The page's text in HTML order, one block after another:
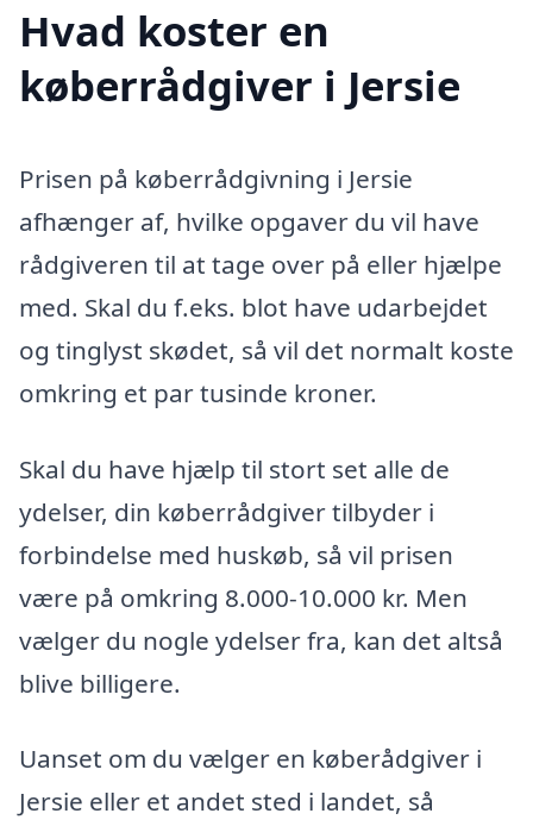
Hvad koster en
køberrådgiver i Jersie
Prisen på køberrådgivning i Jersie
afhænger af, hvilke opgaver du vil have
rådgiveren til at tage over på eller hjælpe
med. Skal du f.eks. blot have udarbejdet
og tinglyst skødet, så vil det normalt koste
omkring et par tusinde kroner.
Skal du have hjælp til stort set alle de
ydelser, din køberrådgiver tilbyder i
forbindelse med huskøb, så vil prisen
være på omkring 8.000-10.000 kr. Men
vælger du nogle ydelser fra, kan det altså
blive billigere.
Uanset om du vælger en køberådgiver i
Jersie eller et andet sted i landet, så